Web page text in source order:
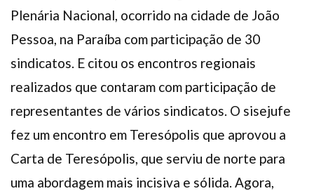
Plenária Nacional, ocorrido na cidade de João
Pessoa, na Paraíba com participação de 30
sindicatos. E citou os encontros regionais
realizados que contaram com participação de
representantes de vários sindicatos. O sisejufe
fez um encontro em Teresópolis que aprovou a
Carta de Teresópolis, que serviu de norte para
uma abordagem mais incisiva e sólida. Agora,